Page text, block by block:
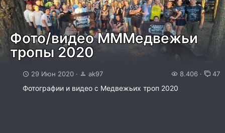
Фото/видео МММедвежьи
тропы 2020
29 Июн 2020 ak97 8.406 47
Фотографии и видео с Медвежьих троп 2020